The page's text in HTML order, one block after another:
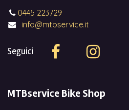
0445 223729
info@mtbservice.it
Seguici
MTBservice Bike Shop